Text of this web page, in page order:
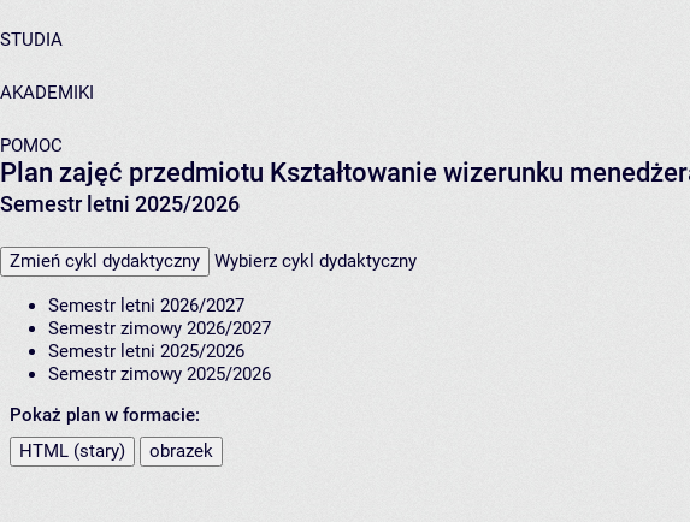
STUDIA
AKADEMIKI
POMOC
Plan zajęć przedmiotu Kształtowanie wizerunku
Semestr letni 2025/2026
Zmień cykl dydaktyczny Wybierz cykl dydaktyczny
Semestr letni 2026/2027
Semestr zimowy 2026/2027
Semestr letni 2025/2026
Semestr zimowy 2025/2026
Pokaż plan w formacie:
HTML (stary)
obrazek